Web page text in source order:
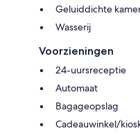
Geluiddichte
Wasserij
Voorzieningen
24-uursreceptie
Automaat
Bagageopslag
Cadeauwinkel/